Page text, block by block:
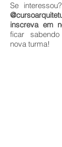
Se
inscreva em
ficar
nova turma!